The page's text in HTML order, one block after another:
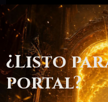
¿Listo
portal?